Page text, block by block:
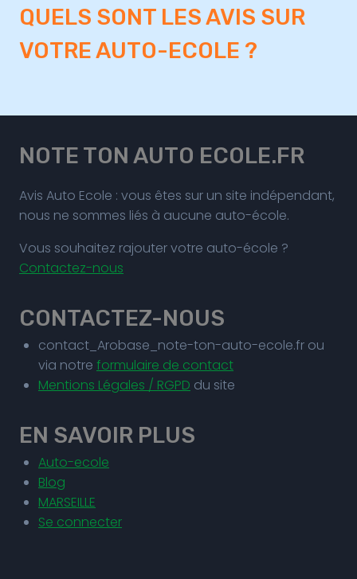
QUELS SONT LES AVIS SUR
VOTRE AUTO-ECOLE ?
NOTE TON AUTO ECOLE.FR
Avis Auto Ecole : vous êtes sur un site indépendant,
nous ne sommes liés à aucune auto-école.
Vous souhaitez rajouter votre auto-école ?
Contactez-nous
CONTACTEZ-NOUS
contact_Arobase_note-ton-auto-ecole.fr ou
via notre formulaire de contact
Mentions Légales / RGPD du site
EN SAVOIR PLUS
Auto-ecole
Blog
MARSEILLE
Se connecter